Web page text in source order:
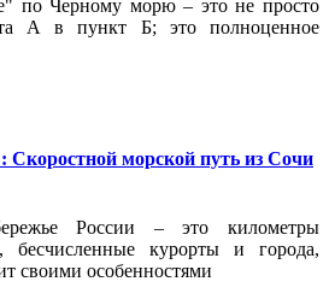
по Черному морю – это не просто
А в пункт Б; это полноценное
морской путь из Сочи
России – это километры
бесчисленные курорты и города,
своими особенностями